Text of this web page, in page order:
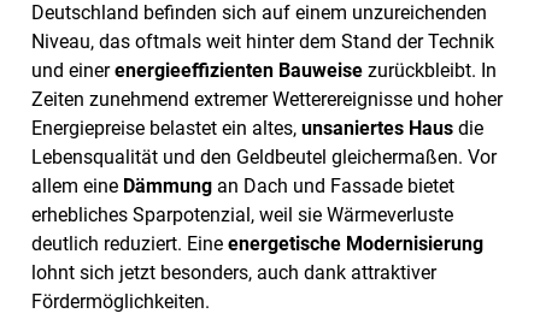
Deutschland befinden sich auf einem unzureichenden
Niveau, das oftmals weit hinter dem Stand der Technik
und einerenergieeffizienten Bauweise zurückbleibt. In
Zeiten zunehmend extremer Wetterereignisse und hoher
Energiepreise belastet ein altes, unsaniertes Haus die
Lebensqualität und den Geldbeutel gleichermaßen. Vor
allem eine Dämmung an Dach und Fassade bietet
erhebliches Sparpotenzial, weil sie Wärmeverluste
deutlich reduziert. Eine energetische Modernisierung
lohnt sich jetzt besonders, auch dank attraktiver
Fördermöglichkeiten.